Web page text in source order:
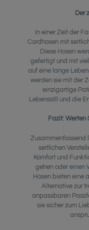
Der
In einer Zeit der
Cordhosen mit
Diese Hosen
gefertigt und mit
auf eine lange
werden sie mit der
einzigartige
Lebensstil und die
Fazit: Werten
Zusammenfassend
seitlichen
Komfort und
gehen oder einen
Hosen bieten eine
Alternative zur
anpassbaren
sie sicher zum